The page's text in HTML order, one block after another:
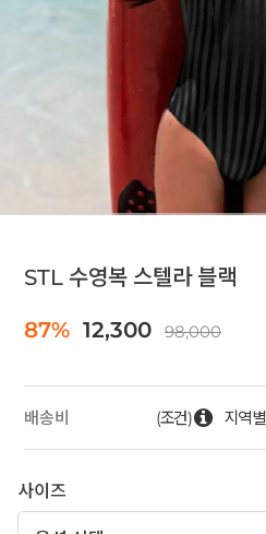
STL 수영복 스텔라 블랙
87% 12,300 98,000
배송비 (조건) 지역별
사이즈